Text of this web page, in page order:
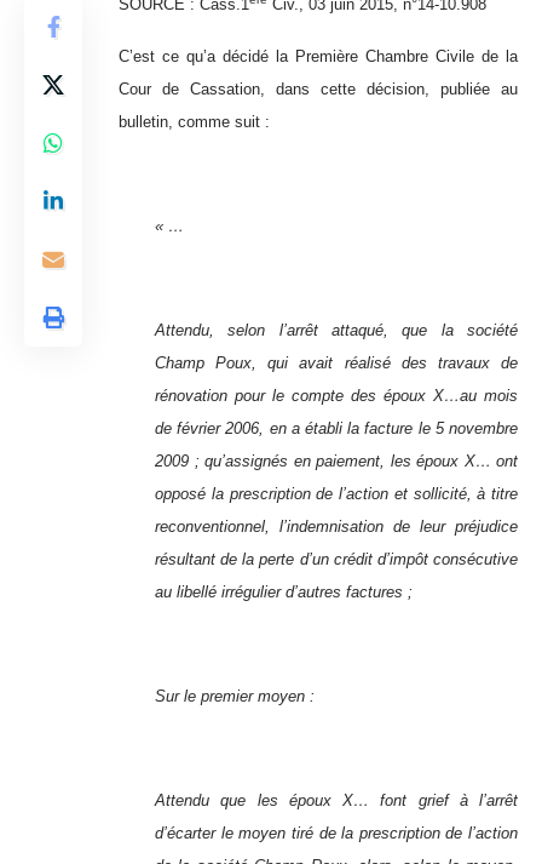
SOURCE : Cass.1 Civ., 03 juin 2015, n°14-10.908
C’est ce qu’a décidé la Première Chambre Civile de la
Cour de Cassation, dans cette décision, publiée au
bulletin, comme suit :
« …
Attendu, selon l’arrêt attaqué, que la société
Champ Poux, qui avait réalisé des travaux de
rénovation pour le compte des époux X…au mois
de février 2006, en a établi la facture le 5 novembre
2009 ; qu’assignés en paiement, les époux X… ont
opposé la prescription de l’action et sollicité, à titre
reconventionnel, l’indemnisation de leur préjudice
résultant de la perte d’un crédit d’impôt consécutive
au libellé irrégulier d’autres factures ;
Sur le premier moyen :
Attendu que les époux X… font grief à l’arrêt
d’écarter le moyen tiré de la prescription de l’action